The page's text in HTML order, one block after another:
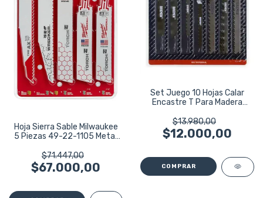
Hoja Sierra Sable Milwaukee
5 Piezas 49-22-1105 Metal
$71.447,00
$67.000,00
Set Juego 10 Hojas Calar
Encastre T Para Madera
$13.980,00
$12.000,00